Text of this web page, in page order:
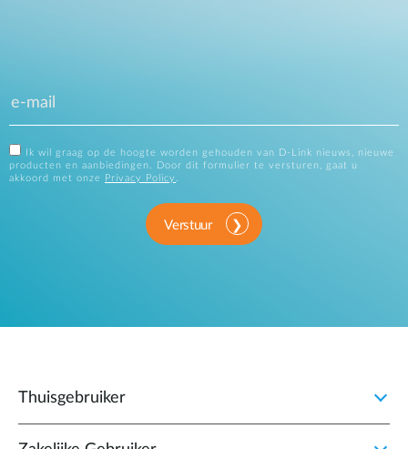
Ik wil graag op de hoogte worden gehouden van D-Link nieuws, nieuwe
producten en aanbiedingen. Door dit formulier te versturen, gaat u
akkoord met onze
Privacy Policy .
Verstuur
Thuisgebruiker